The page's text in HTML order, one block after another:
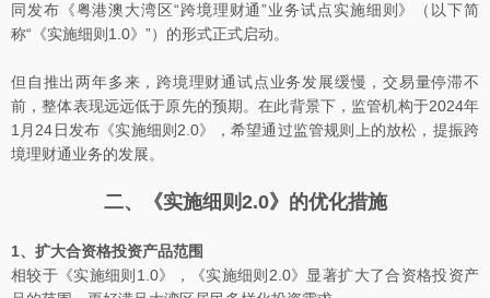
同发布《粤港澳大湾区“跨境理财通”业务试点实施细则》（以下简
称“《实施细则1.0》”）的形式正式启动。
但自推出两年多来，跨境理财通试点业务发展缓慢，交易量停滞不
前，整体表现远远低于原先的预期。在此背景下，监管机构于2024年
1月24日发布《实施细则2.0》，希望通过监管规则上的放松，提振跨
境理财通业务的发展。
二、《实施细则2.0》的优化措施
1、扩大合资格投资产品范围
相较于《实施细则1.0》，《实施细则2.0》显著扩大了合资格投资产